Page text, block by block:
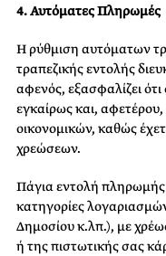
4. Αυτόματες Πληρωμές
Η ρύθμιση αυτόματων
τραπεζικής εντολής
αφενός, εξασφαλίζει
εγκαίρως και, αφετέρου,
οικονομικών, καθώς
χρεώσεων.
Πάγια εντολή πληρωμής
κατηγορίες
Δημοσίου κ.λπ.), με
ή της πιστωτικής σας